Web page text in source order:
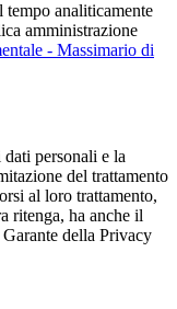
analiticamente
amministrazione
- Massimario di
personali e la
del trattamento
al loro trattamento,
ritenga, ha anche il
della Privacy